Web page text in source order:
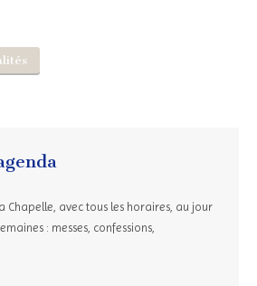
Chapelle, avec tous les horaires, au jour
: messes, confessions,